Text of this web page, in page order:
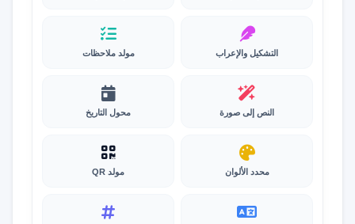
التشكيل والإعراب مولد ملاحظات
النص إلى صورة محول التاريخ
محدد الألوان مولد QR